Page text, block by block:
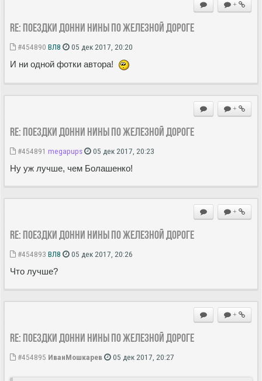
+
Re: Поездки Донни Нины по железной дороге
#454890 ВЛ8 05 дек 2017, 20:20
И ни одной фотки автора!
+
Re: Поездки Донни Нины по железной дороге
#454891 megapups 05 дек 2017, 20:23
Ну уж лучше, чем Болашенко!
+
Re: Поездки Донни Нины по железной дороге
#454893 ВЛ8 05 дек 2017, 20:26
Что лучше?
+
Re: Поездки Донни Нины по железной дороге
#454895 ИванМошкарев 05 дек 2017, 20:27